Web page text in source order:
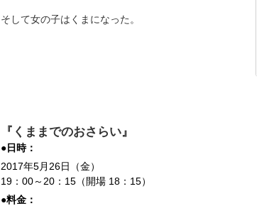
そして女の子はくまになった。
『くままでのおさらい』
●日時：
2017年5月26日（金）
19：00～20：15（開場 18：15）
●料金：